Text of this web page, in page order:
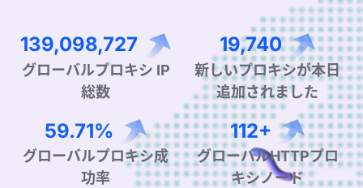
230,590,051
グローバルプロキシ IP
総数
32,725
新しいプロキシが本日
追加されました
98.98%
グローバルプロキシ成
功率
187+
グローバルHTTPプロ
キシノード